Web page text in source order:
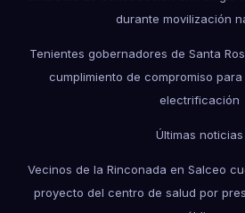
durante movilización
Tenientes gobernadores de Santa
cumplimiento de compromiso
electrificación
Últimas noticias
Vecinos de la Rinconada en Salceo
proyecto del centro de salud por